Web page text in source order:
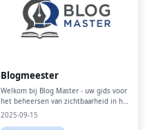
Blogmeester
Welkom bij Blog Master - uw gids voor
het beheersen van zichtbaarheid in het
digitale tijdperk.
2025-09-15